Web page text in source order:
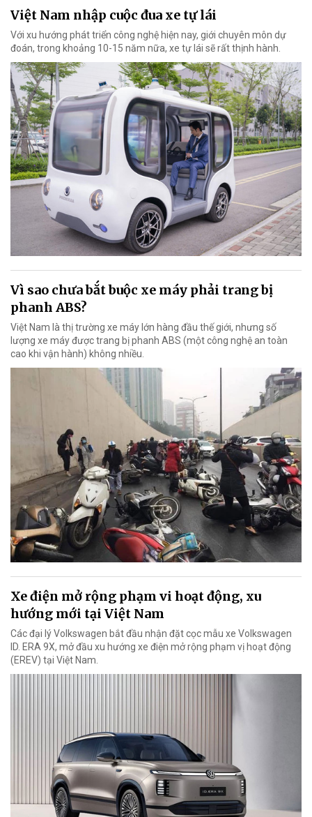
Việt Nam nhập cuộc đua xe tự lái
Với xu hướng phát triển công nghệ hiện nay, giới chuyên môn dự
đoán, trong khoảng 10-15 năm nữa, xe tự lái sẽ rất thịnh hành.
Vì sao chưa bắt buộc xe máy phải trang bị
phanh ABS?
Việt Nam là thị trường xe máy lớn hàng đầu thế giới, nhưng số
lượng xe máy được trang bị phanh ABS (một công nghệ an toàn
cao khi vận hành) không nhiều.
Xe điện mở rộng phạm vi hoạt động, xu
hướng mới tại Việt Nam
Các đại lý Volkswagen bắt đầu nhận đặt cọc mẫu xe Volkswagen
ID. ERA 9X, mở đầu xu hướng xe điện mở rộng phạm vị hoạt động
(EREV) tại Việt Nam.